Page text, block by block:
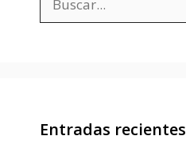
Entradas recientes